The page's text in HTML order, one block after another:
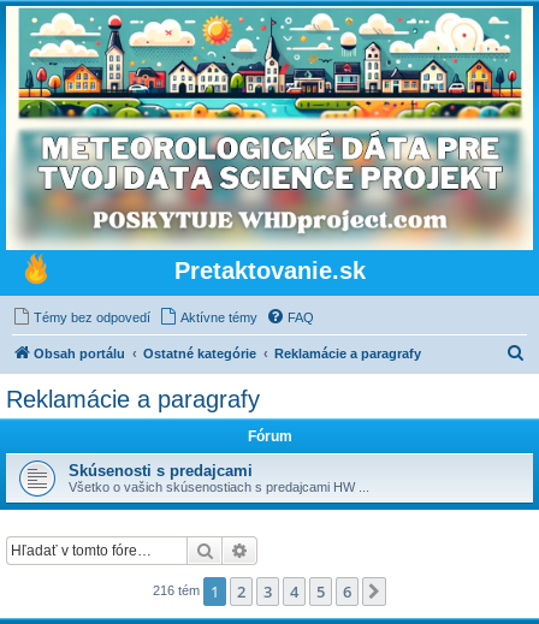
Pretaktovanie.sk
Témy bez odpovedí Aktívne témy FAQ
Obsah portálu Ostatné kategórie Reklamácie a paragrafy
Reklamácie a paragrafy
Fórum
Skúsenosti s predajcami
Všetko o vašich skúsenostiach s predajcami HW ...
Hľadať
216 tém 1 2 3 4 5 6